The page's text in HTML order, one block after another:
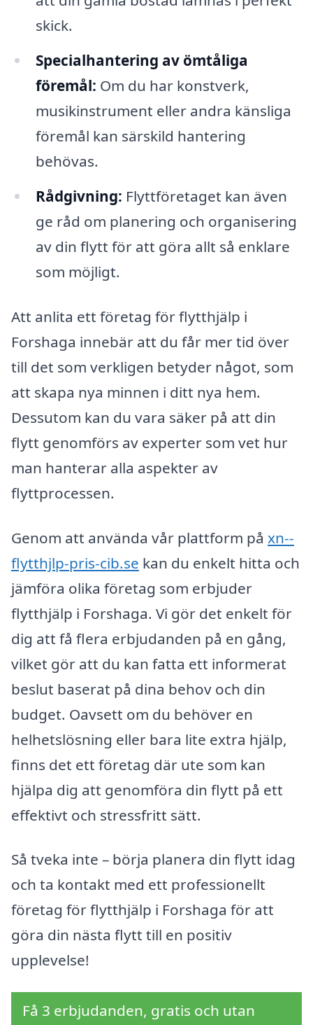
skick.
Specialhantering av ömtåliga
föremål: Om du har konstverk,
musikinstrument eller andra känsliga
föremål kan särskild hantering
behövas.
Rådgivning: Flyttföretaget kan även
ge råd om planering och organisering
av din flytt för att göra allt så enklare
som möjligt.
Att anlita ett företag för flytthjälp i
Forshaga innebär att du får mer tid över
till det som verkligen betyder något, som
att skapa nya minnen i ditt nya hem.
Dessutom kan du vara säker på att din
flytt genomförs av experter som vet hur
man hanterar alla aspekter av
flyttprocessen.
Genom att använda vår plattform på xn--
flytthjlp-pris-cib.se kan du enkelt hitta och
jämföra olika företag som erbjuder
flytthjälp i Forshaga. Vi gör det enkelt för
dig att få flera erbjudanden på en gång,
vilket gör att du kan fatta ett informerat
beslut baserat på dina behov och din
budget. Oavsett om du behöver en
helhetslösning eller bara lite extra hjälp,
finns det ett företag där ute som kan
hjälpa dig att genomföra din flytt på ett
effektivt och stressfritt sätt.
Så tveka inte – börja planera din flytt idag
och ta kontakt med ett professionellt
företag för flytthjälp i Forshaga för att
göra din nästa flytt till en positiv
upplevelse!
Få 3 erbjudanden, gratis och utan